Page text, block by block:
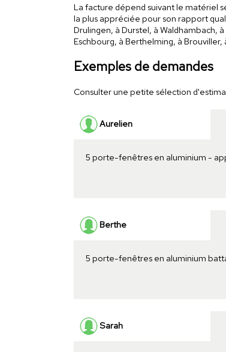
La facture dépend suivant le matériel
la plus appréciée pour son rapport
Drulingen, à Durstel, à Waldhambach,
Eschbourg, à Berthelming, à
Exemples de demandes
Consulter une petite sélection
Aurelien
5 porte-fenêtres en aluminium -
Berthe
5 porte-fenêtres en aluminium
Sarah